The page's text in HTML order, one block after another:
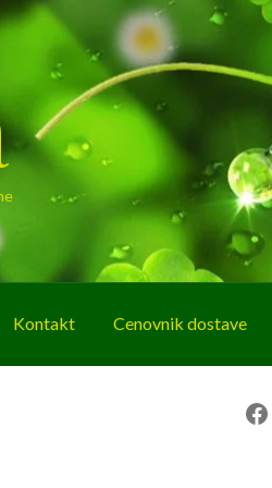
Kontakt Cenovnik dostave
Facebook